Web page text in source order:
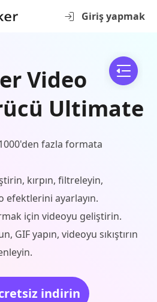
Giriş yapmak
Video
Ultimate
fazla formata
kırpın, filtreleyin,
efektlerini ayarlayın.
için videoyu geliştirin.
GIF yapın, videoyu sıkıştırın
indirin